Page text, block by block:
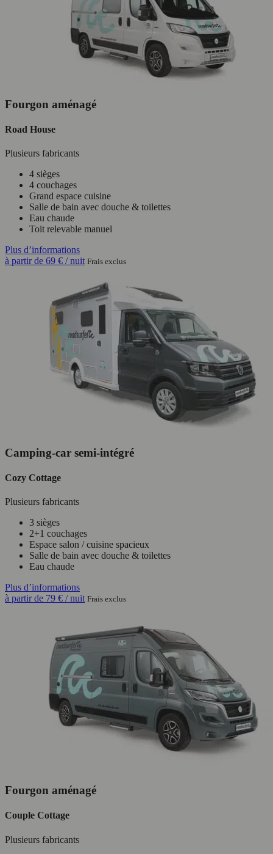
Fourgon aménagé
Road House
Plusieurs fabricants
4 sièges
4 couchages
Grand espace cuisine
Salle de bain avec douche & toilettes
Eau chaude
Toit relevable manuel
Plus d’informations
à partir de 69 € / nuit Frais exclus
Camping-car semi-intégré
Cozy Cottage
Plusieurs fabricants
3 sièges
2+1 couchages
Espace salon / cuisine spacieux
Salle de bain avec douche & toilettes
Eau chaude
Plus d’informations
à partir de 79 € / nuit Frais exclus
Fourgon aménagé
Couple Cottage
Plusieurs fabricants